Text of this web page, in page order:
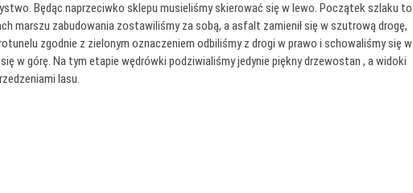
Będąc naprzeciwko sklepu musieliśmy skierować się w lewo. Początek szlaku to
marszu zabudowania zostawiliśmy za sobą, a asfalt zamienił się w szutrową drogę,
zgodnie z zielonym oznaczeniem odbiliśmy z drogi w prawo i schowaliśmy się w
w górę. Na tym etapie wędrówki podziwialiśmy jedynie piękny drzewostan , a widoki
lasu.